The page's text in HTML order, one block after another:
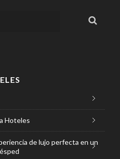
Hoteles
de lujo perfecta en un